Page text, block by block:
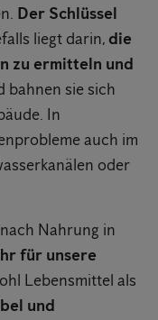
Der Schlüssel
liegt darin, die
zu ermitteln und
bahnen sie sich
In
auch im
oder
Nahrung in
für unsere
Lebensmittel als
und